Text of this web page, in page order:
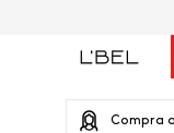
Compra